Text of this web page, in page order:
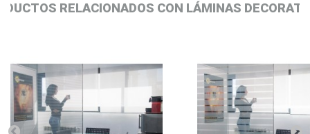
RELACIONADOS CON LÁMINAS